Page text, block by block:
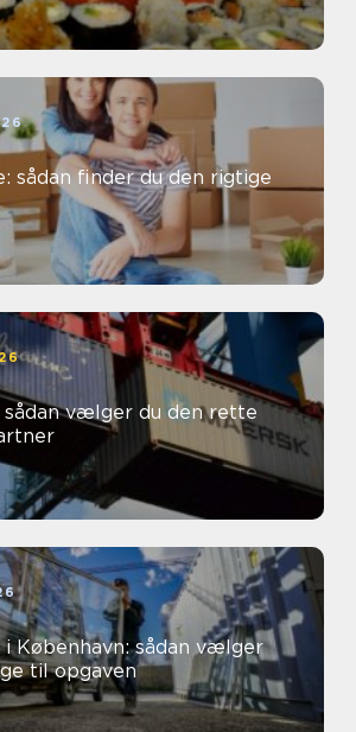
sådan finder du den rigtige
sådan vælger du den rette
København: sådan vælger
til opgaven